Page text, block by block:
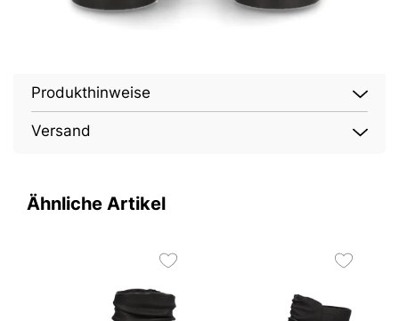
Produkthinweise
Versand
Ähnliche Artikel